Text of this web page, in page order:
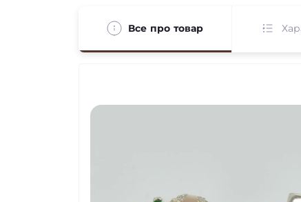
Все про товар